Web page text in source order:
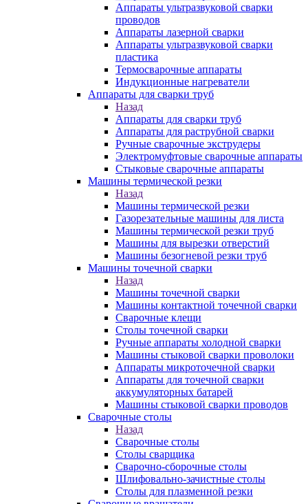
Аппараты ультразвуковой сварки
проводов
Аппараты лазерной сварки
Аппараты ультразвуковой сварки
пластика
Термосварочные аппараты
Индукционные нагреватели
Аппараты для сварки труб
Назад
Аппараты для сварки труб
Аппараты для раструбной сварки
Ручные сварочные экструдеры
Электромуфтовые сварочные аппараты
Стыковые сварочные аппараты
Машины термической резки
Назад
Машины термической резки
Газорезательные машины для листа
Машины термической резки труб
Машины для вырезки отверстий
Машины безогневой резки труб
Машины точечной сварки
Назад
Машины точечной сварки
Машины контактной точечной сварки
Сварочные клещи
Столы точечной сварки
Ручные аппараты холодной сварки
Машины стыковой сварки проволоки
Аппараты микроточечной сварки
Аппараты для точечной сварки
аккумуляторных батарей
Машины стыковой сварки проводов
Сварочные столы
Назад
Сварочные столы
Столы сварщика
Сварочно-сборочные столы
Шлифовально-зачистные столы
Столы для плазменной резки